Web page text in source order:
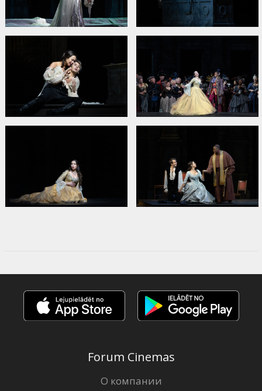
Forum Cinemas
О компании